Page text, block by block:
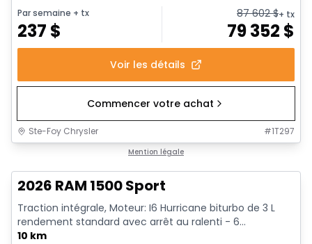
Par semaine + tx
237 $
87 602$+ tx
79 352 $
Voir les détails
Commencer votre achat
Ste-Foy Chrysler #1T297
Mention légale
2026 RAM 1500 Sport
Traction intégrale, Moteur: I6 Hurricane biturbo de 3 L
rendement standard avec arrêt au ralenti - 6...
10 km